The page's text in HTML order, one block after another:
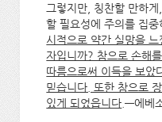
그렇지만, 칭찬할 만하
할 필요성에 주의를 집중
시적으로 약간 실망을
자입니까? 참으로 손해
따름으로써 이득을 보았
믿습니다. 또한 참으로
있게 되었읍니다 .—에베